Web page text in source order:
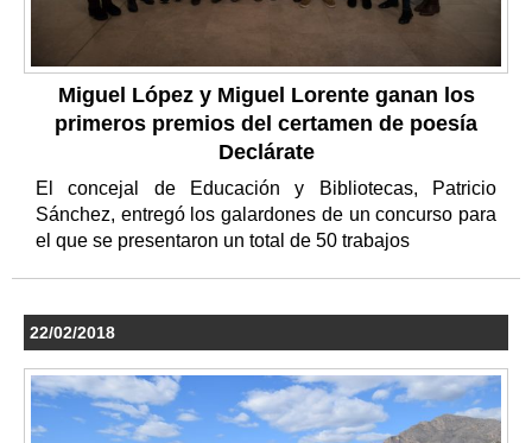
Miguel López y Miguel Lorente ganan los
primeros premios del certamen de poesía
Declárate
El concejal de Educación y Bibliotecas, Patricio
Sánchez, entregó los galardones de un concurso para
el que se presentaron un total de 50 trabajos
22/02/2018